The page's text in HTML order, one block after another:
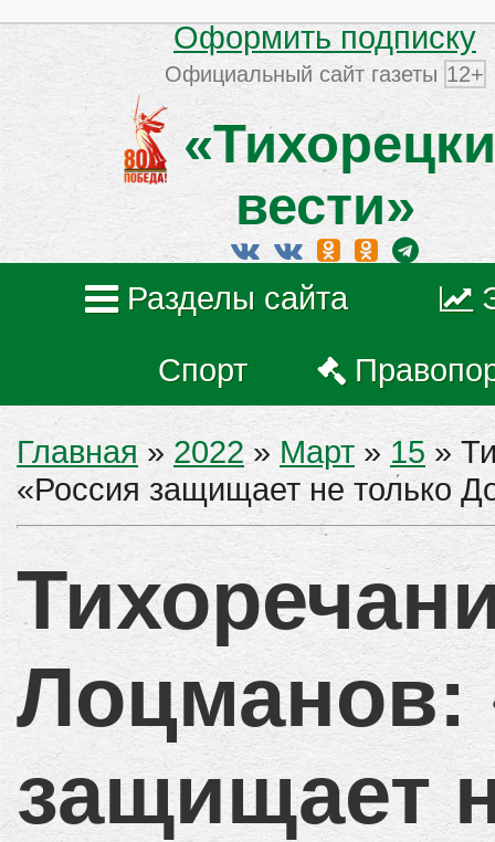
Оформить подписку
Официальный сайт газеты 12+
вести»
Разделы сайта
Спорт
Главная » 2022 » Март » 15 »
«Россия защищает не только
Лоцманов:
защищает